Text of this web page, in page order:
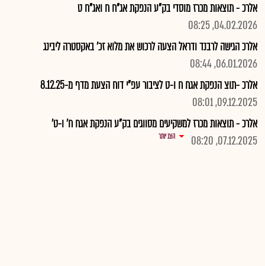
אלרכ - תוצאות מכרז מוסדי בק"ע הנפקת אג"ח ח ואג"ח ט
04.02.2026, 08:25
אלרכ הגישה לרבנד ודראל הצעה לרכוש את מלוא זכ' באקסטרה ליבינג
06.01.2026, 08:44
אלרכ -תוצ הנפקת אגח ח ו-ט לציבור עפ"י דוח הצעת מדף מ-8.12.25
09.12.2025, 08:01
אלרכ - תוצאות מכרז למשקיעים מסווגים בק"ע הנפקת אגח ח' ו-ט'
07.12.2025, 08:20
הצג יותר